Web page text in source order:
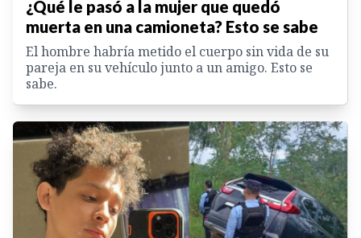
¿Qué le pasó a la mujer que quedó
muerta en una camioneta? Esto se sabe
El hombre habría metido el cuerpo sin vida de su
pareja en su vehículo junto a un amigo. Esto se
sabe.